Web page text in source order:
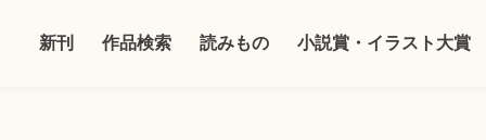
新刊 作品検索 読みもの 小説賞・イラスト大賞